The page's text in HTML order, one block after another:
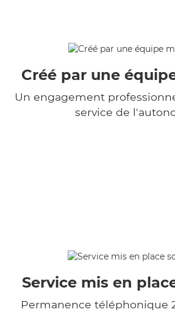
Créé par une
Un engagement
service de
Service mis en
Permanence téléphonique